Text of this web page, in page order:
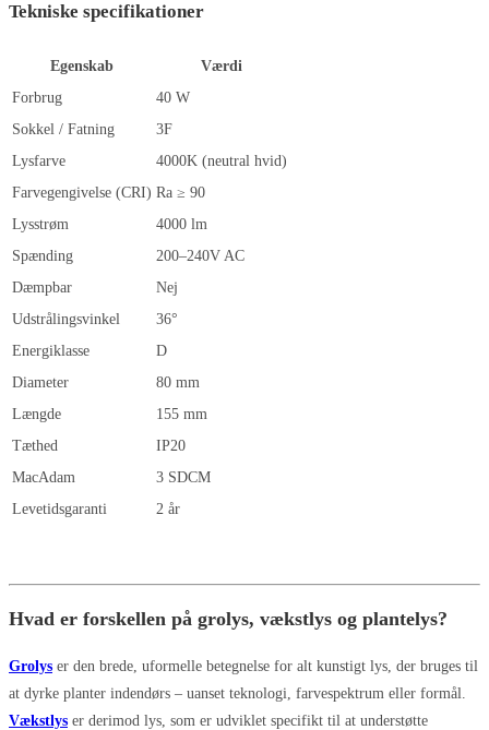
Tekniske specifikationer
Egenskab
Værdi
Forbrug
40 W
Sokkel / Fatning
3F
Lysfarve
4000K (neutral hvid)
Farvegengivelse (CRI) Ra ≥ 90
Lysstrøm
4000 lm
Spænding
200–240V AC
Dæmpbar
Nej
Udstrålingsvinkel
36°
Energiklasse
D
Diameter
80 mm
Længde
155 mm
Tæthed
IP20
MacAdam
3 SDCM
Levetidsgaranti
2 år
Hvad er forskellen på grolys, vækstlys og plantelys?
Grolys er den brede, uformelle betegnelse for alt kunstigt lys, der bruges til
at dyrke planter indendørs – uanset teknologi, farvespektrum eller formål.
Vækstlys er derimod lys, som er udviklet specifikt til at understøtte